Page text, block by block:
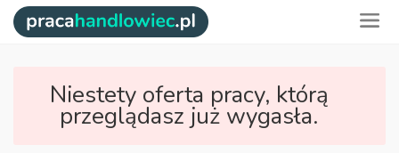
Niestety oferta pracy, którą
przeglądasz już wygasła.